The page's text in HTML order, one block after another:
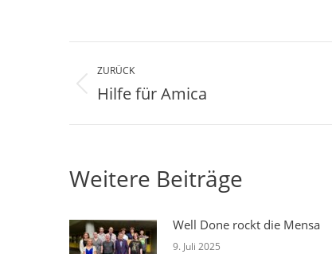
Kommentarnavigation
ZURÜCK
Vorheriger
Hilfe für Amica
Weitere Beiträge
Well Done rockt die Mensa
9. Juli 2025